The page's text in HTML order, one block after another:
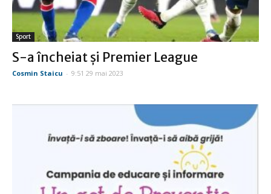
Sport
S-a încheiat şi Premier League
Cosmin Staicu - 9:51 29 mai 2023